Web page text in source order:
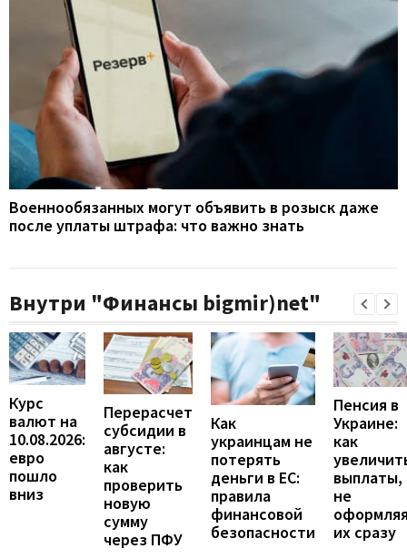
Военнообязанных могут объявить в розыск даже
после уплаты штрафа: что важно знать
Внутри "Финансы bigmir)net"
Курс
валют на
10.08.2026:
евро
пошло
вниз
Перерасчет
субсидии в
августе:
как
проверить
новую
сумму
через ПФУ
Как
украинцам не
потерять
деньги в ЕС:
правила
финансовой
безопасности
Пенсия в
Украине:
как
выплаты,
не
их сразу